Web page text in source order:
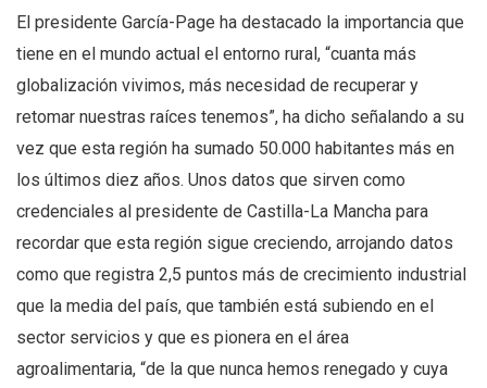
El presidente García-Page ha destacado la importancia que
tiene en el mundo actual el entorno rural, “cuanta más
globalización vivimos, más necesidad de recuperar y
retomar nuestras raíces tenemos”, ha dicho señalando a su
vez que esta región ha sumado 50.000 habitantes más en
los últimos diez años. Unos datos que sirven como
credenciales al presidente de Castilla-La Mancha para
recordar que esta región sigue creciendo, arrojando datos
como que registra 2,5 puntos más de crecimiento industrial
que la media del país, que también está subiendo en el
sector servicios y que es pionera en el área
agroalimentaria, “de la que nunca hemos renegado y cuya